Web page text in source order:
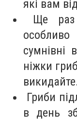
які вам
Ще раз
особливо
сумнівні
ніжки
Гриби
в день